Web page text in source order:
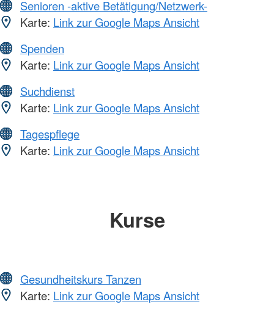
Senioren -aktive Betätigung/Netzwerk-
Karte: Link zur Google Maps Ansicht
Spenden
Karte: Link zur Google Maps Ansicht
Suchdienst
Karte: Link zur Google Maps Ansicht
Tagespflege
Karte: Link zur Google Maps Ansicht
Kurse
Gesundheitskurs Tanzen
Karte: Link zur Google Maps Ansicht